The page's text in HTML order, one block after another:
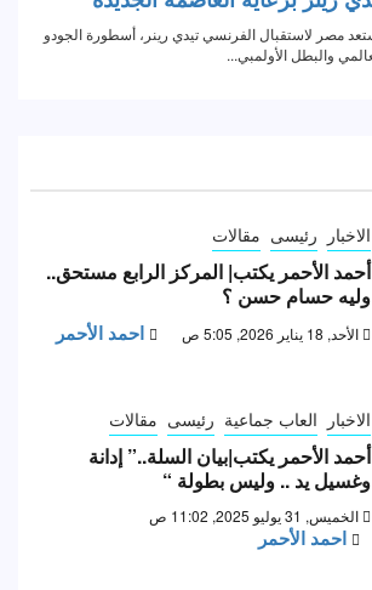
الاخبار رئيسى مقالات
أحمد الأحمر يكتب| المركز الرابع مستحق..
وليه حسام حسن ؟
الأحد, 18 يناير 2026, 5:05 ص احمد الأحمر
الاخبار العاب جماعية رئيسى مقالات
أحمد الأحمر يكتب|بيان السلة..” إدانة
وغسيل يد .. وليس بطولة “
الخميس, 31 يوليو 2025, 11:02 ص
احمد الأحمر